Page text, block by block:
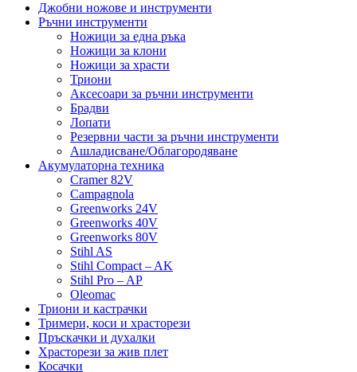
Джобни ножове и инструменти
Ръчни инструменти
Ножици за една ръка
Ножици за клони
Ножици за храсти
Триони
Аксесоари за ръчни инструменти
Брадви
Лопати
Резервни части за ръчни инструменти
Ашладисване/Облагородяване
Акумулаторна техника
Cramer 82V
Campagnola
Greenworks 24V
Greenworks 40V
Greenworks 80V
Stihl AS
Stihl Compact – AK
Stihl Pro – AP
Oleomac
Триони и кастрачки
Тримери, коси и храсторези
Пръскачки и духалки
Храсторези за жив плет
Косачки